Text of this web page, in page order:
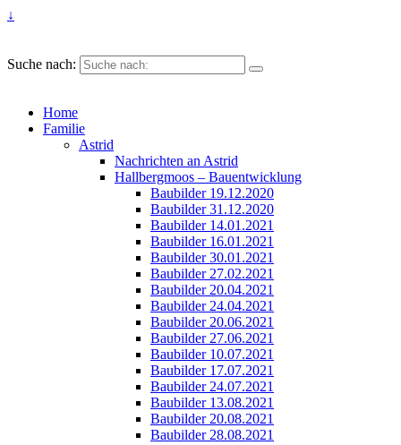
↓
Suche nach:
Home
Familie
Astrid
Nachrichten an Astrid
Hallbergmoos – Bauentwicklung
Baubilder 19.12.2020
Baubilder 31.12.2020
Baubilder 14.01.2021
Baubilder 16.01.2021
Baubilder 30.01.2021
Baubilder 27.02.2021
Baubilder 20.04.2021
Baubilder 24.04.2021
Baubilder 20.06.2021
Baubilder 27.06.2021
Baubilder 10.07.2021
Baubilder 17.07.2021
Baubilder 24.07.2021
Baubilder 13.08.2021
Baubilder 20.08.2021
Baubilder 28.08.2021